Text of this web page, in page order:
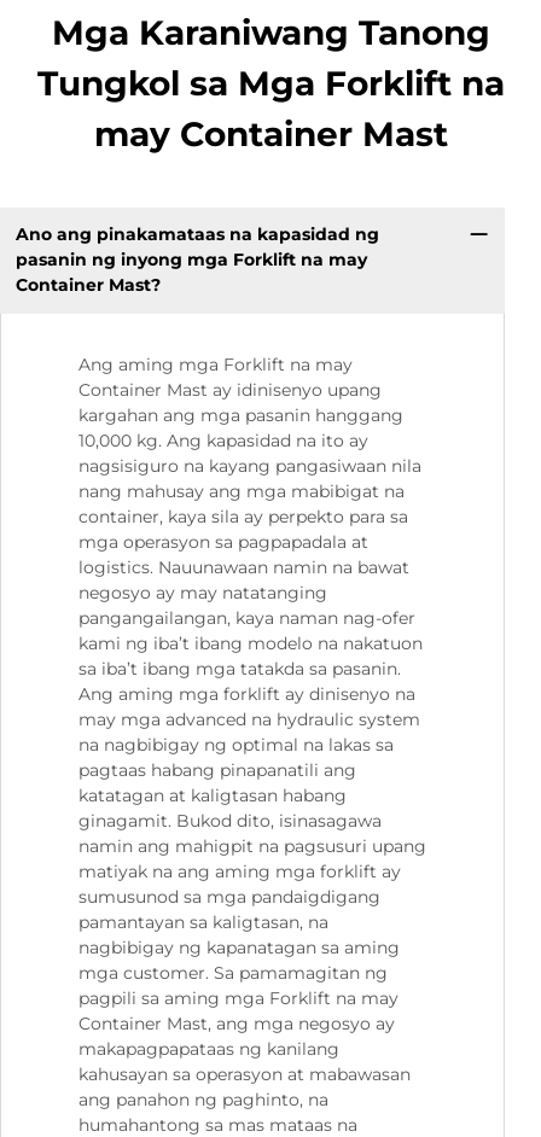
Mga Karaniwang Tanong
Tungkol sa Mga Forklift na
may Container Mast
Ano ang pinakamataas na kapasidad ng
pasanin ng inyong mga Forklift na may
Container Mast?
Ang aming mga Forklift na may
Container Mast ay idinisenyo upang
kargahan ang mga pasanin hanggang
10,000 kg. Ang kapasidad na ito ay
nagsisiguro na kayang pangasiwaan nila
nang mahusay ang mga mabibigat na
container, kaya sila ay perpekto para sa
mga operasyon sa pagpapadala at
logistics. Nauunawaan namin na bawat
negosyo ay may natatanging
pangangailangan, kaya naman nag-ofer
kami ng iba’t ibang modelo na nakatuon
sa iba’t ibang mga tatakda sa pasanin.
Ang aming mga forklift ay dinisenyo na
may mga advanced na hydraulic system
na nagbibigay ng optimal na lakas sa
pagtaas habang pinapanatili ang
katatagan at kaligtasan habang
ginagamit. Bukod dito, isinasagawa
namin ang mahigpit na pagsusuri upang
matiyak na ang aming mga forklift ay
sumusunod sa mga pandaigdigang
pamantayan sa kaligtasan, na
nagbibigay ng kapanatagan sa aming
mga customer. Sa pamamagitan ng
pagpili sa aming mga Forklift na may
Container Mast, ang mga negosyo ay
makapagpapataas ng kanilang
kahusayan sa operasyon at mabawasan
ang panahon ng paghinto, na
humahantong sa mas mataas na